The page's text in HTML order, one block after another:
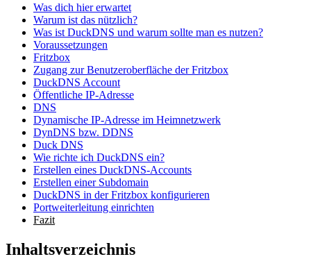
Was dich hier erwartet
Warum ist das nützlich?
Was ist DuckDNS und warum sollte man es nutzen?
Voraussetzungen
Fritzbox
Zugang zur Benutzeroberfläche der Fritzbox
DuckDNS Account
Öffentliche IP-Adresse
DNS
Dynamische IP-Adresse im Heimnetzwerk
DynDNS bzw. DDNS
Duck DNS
Wie richte ich DuckDNS ein?
Erstellen eines DuckDNS-Accounts
Erstellen einer Subdomain
DuckDNS in der Fritzbox konfigurieren
Portweiterleitung einrichten
Fazit
Inhaltsverzeichnis